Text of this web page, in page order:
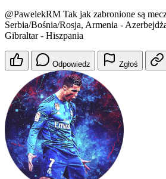
@PawelekRM Tak jak zabronione są
Serbia/Bośnia/Rosja, Armenia -
Gibraltar - Hiszpania
Odpowiedz Zgłoś